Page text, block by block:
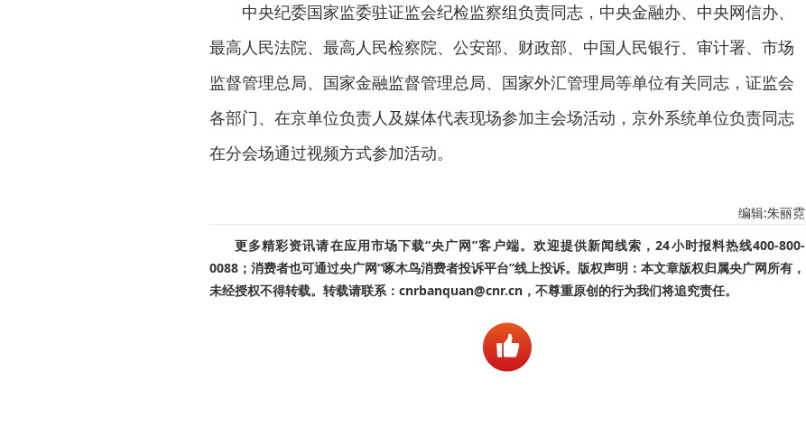
中央纪委国家监委驻证监会纪检监察组负责同志，中央金融办、中央网信办、
最高人民法院、最高人民检察院、公安部、财政部、中国人民银行、审计署、市场
监督管理总局、国家金融监督管理总局、国家外汇管理局等单位有关同志，证监会
各部门、在京单位负责人及媒体代表现场参加主会场活动，京外系统单位负责同志
在分会场通过视频方式参加活动。
编辑:朱丽霓
更多精彩资讯请在应用市场下载“央广网”客户端。欢迎提供新闻线索，24小时报料热线400-800-
0088；消费者也可通过央广网“啄木鸟消费者投诉平台”线上投诉。版权声明：本文章版权归属央广网所有，
未经授权不得转载。转载请联系：cnrbanquan@cnr.cn，不尊重原创的行为我们将追究责任。